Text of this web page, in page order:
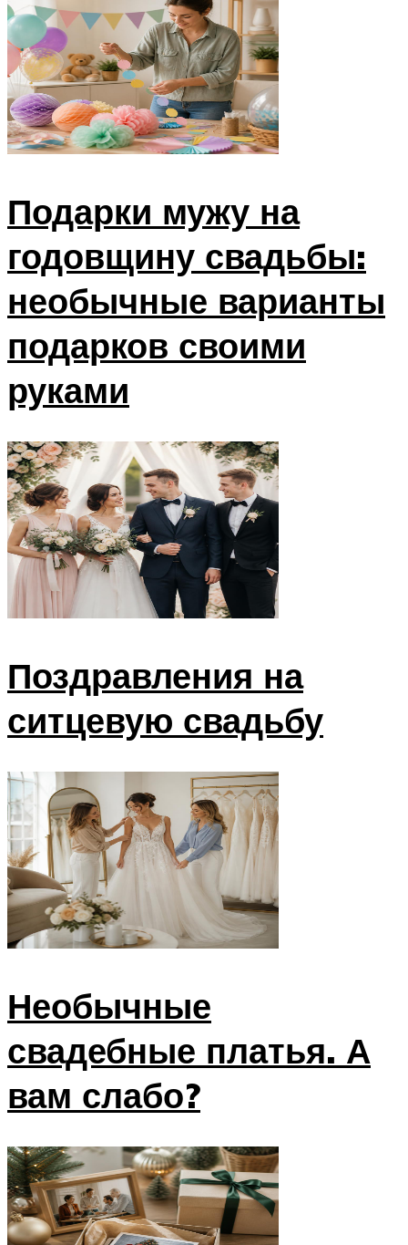
Подарки мужу на
годовщину свадьбы:
необычные варианты
подарков своими
руками
Поздравления на
ситцевую свадьбу
Необычные
свадебные платья. А
вам слабо?